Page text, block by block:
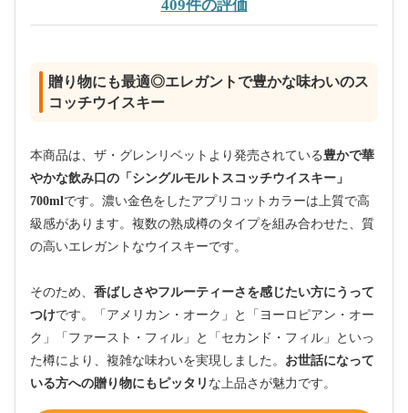
409件の評価
贈り物にも最適◎エレガントで豊かな味わいのス
コッチウイスキー
本商品は、ザ・グレンリベットより発売されている 豊かで華
やかな飲み口の「シングルモルトスコッチウイスキー」
700mlです。濃い金色をしたアプリコットカラーは上質で高
級感があります。複数の熟成樽のタイプを組み合わせた、質
の高いエレガントなウイスキーです。
そのため、 香ばしさやフルーティーさを感じたい方にうって
つけです。「アメリカン・オーク」と「ヨーロピアン・オー
ク」「ファースト・フィル」と「セカンド・フィル」といっ
た樽により、複雑な味わいを実現しました。 お世話になって
いる方への贈り物にもピッタリ な上品さが魅力です。